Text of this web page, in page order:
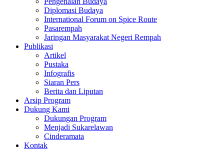
Diplomasi Budaya
International Forum on Spice Route
Pasarempah
Jaringan Masyarakat Negeri Rempah
Publikasi
Artikel
Pustaka
Infografis
Siaran Pers
Berita dan Liputan
Arsip Program
Dukung Kami
Dukungan Program
Menjadi Sukarelawan
Cinderamata
Kontak